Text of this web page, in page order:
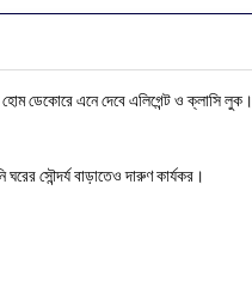
হোম ডেকোরে এনে দেবে এলিগেন্ট ও ক্লাসি লুক।
সৌন্দর্য বাড়াতেও দারুণ কার্যকর।